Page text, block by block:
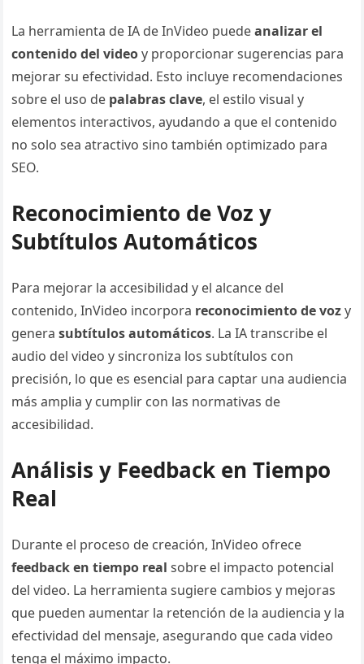
La herramienta de IA de InVideo puedeanalizar el
contenido del videoy proporcionar sugerencias para
mejorar su efectividad. Esto incluye recomendaciones
sobre el uso de palabras clave, el estilo visual y
elementos interactivos, ayudando a que el contenido
no solo sea atractivo sino también optimizado para
SEO.
Reconocimiento de Voz y
Subtítulos Automáticos
Para mejorar la accesibilidad y el alcance del
contenido, InVideo incorpora reconocimiento de vozy
generasubtítulos automáticos. La IA transcribe el
audio del video y sincroniza los subtítulos con
precisión, lo que es esencial para captar una audiencia
más amplia y cumplir con las normativas de
accesibilidad.
Análisis y Feedback en Tiempo
Real
Durante el proceso de creación, InVideo ofrece
feedback en tiempo real sobre el impacto potencial
del video. La herramienta sugiere cambios y mejoras
que pueden aumentar la retención de la audiencia y la
efectividad del mensaje, asegurando que cada video
tenga el máximo impacto.